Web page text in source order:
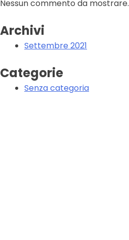
Nessun commento da mostrare.
Archivi
Settembre 2021
Categorie
Senza categoria